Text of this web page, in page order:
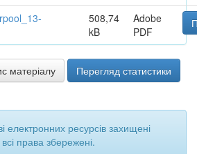
508,74
kB
Adobe
PDF
матеріалу Перегляд статистики
електронних ресурсів захищені
права збережені.